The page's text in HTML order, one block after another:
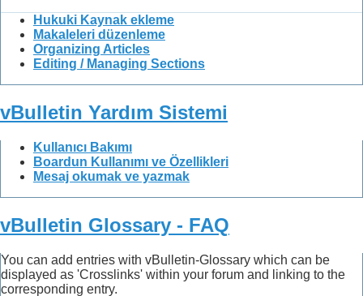
Hukuki Kaynak ekleme
Makaleleri düzenleme
Organizing Articles
Editing / Managing Sections
vBulletin Yardım Sistemi
Kullanıcı Bakımı
Boardun Kullanımı ve Özellikleri
Mesaj okumak ve yazmak
vBulletin Glossary - FAQ
You can add entries with vBulletin-Glossary which can be
displayed as 'Crosslinks' within your forum and linking to the
corresponding entry.